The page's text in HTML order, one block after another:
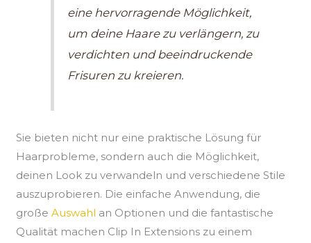
eine hervorragende Möglichkeit,
um deine Haare zu verlängern, zu
verdichten und beeindruckende
Frisuren zu kreieren.
Sie bieten nicht nur eine praktische Lösung für
Haarprobleme, sondern auch die Möglichkeit,
deinen Look zu verwandeln und verschiedene Stile
auszuprobieren. Die einfache Anwendung, die
großeAuswahl an Optionen und die fantastische
Qualität machen Clip In Extensions zu einem